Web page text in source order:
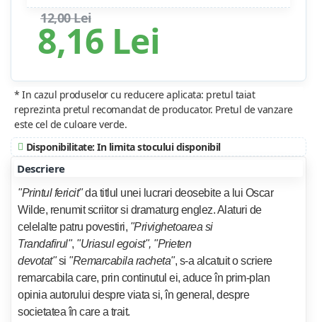
8,16 Lei
12,00 Lei
* In cazul produselor cu reducere aplicata: pretul taiat
reprezinta pretul recomandat de producator. Pretul de vanzare
este cel de culoare verde.
Disponibilitate: In limita stocului disponibil
Descriere
"Printul fericit"da titlul unei lucrari deosebite a lui Oscar
Wilde, renumit scriitor si dramaturg englez. Alaturi de
celelalte patru povestiri, "Privighetoarea si
Trandafirul", "Uriasul egoist", "Prieten
devotat"si "Remarcabila racheta", s-a alcatuit o scriere
remarcabila care, prin continutul ei, aduce în prim-plan
opinia autorului despre viata si, în general, despre
societatea în care a trait.